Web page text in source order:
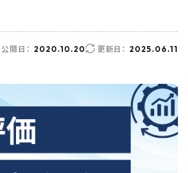
公開日： 2020.10.20 更新日： 2025.06.11